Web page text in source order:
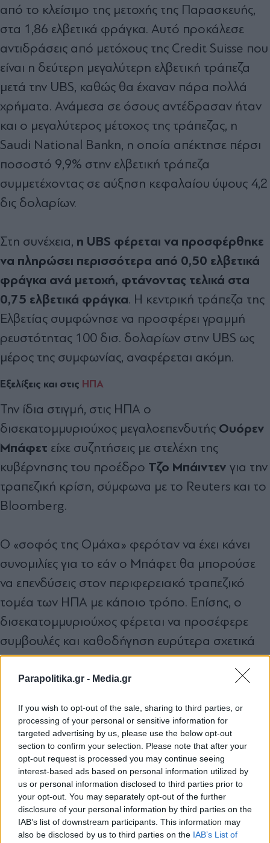
Parapolitika.gr - Media.gr
If you wish to opt-out of the sale, sharing to third parties, or
processing of your personal or sensitive information for
targeted advertising by us, please use the below opt-out
section to confirm your selection. Please note that after your
opt-out request is processed you may continue seeing
interest-based ads based on personal information utilized by
us or personal information disclosed to third parties prior to
your opt-out. You may separately opt-out of the further
disclosure of your personal information by third parties on the
IAB’s list of downstream participants. This information may
also be disclosed by us to third parties on the IAB’s List of
από το κλείσιμο της μετοχής της Παρασκευής,
στα 1,86 ελβετικά φράγκα. Αυτό προκάλεσε
αντιδράσεις από μετόχους της Credit Suisse που
είναι η δεύτερη μεγαλύτερη ελβετική τράπεζα
μετά την UBS, καθώς θα έχαναν πάρα πολλά
χρήματα. Ανάμεσα σε όσους αντέδρασαν ήταν
και ο μεγαλύτερος μέτοχος της τράπεζας, η
Saudi National Bankη, η οποία απέκτησε πέρσι
ποσοστό 9,9% στην ελβετική τράπεζα
συμμετέχοντας σε αύξηση κεφαλαίου ύψους 4,2
δις δολαρίων.
Στη συνέχεια, η UBS φέρεται να προσφέρθηκε
να πληρώσει περισσότερα από 0,50 ελβετικά
φράγκα ανά μετοχή, φτάνοντας τελικά στα
0,75 ελβετικά φράγκα. Η κεντρική τράπεζα της
Ελβετίας συμφώνησε να προσφέρει γραμμή
ρευστότητας 100 δισ. δολαρίων στην UBS ως
μέρος της συμφωνίας, αναφέρεται ακόμη.
Εξελίξεις και στις ΗΠΑ
Την ίδια στιγμή, στις ΗΠΑ ο
δισεκατομμυριούχος μεγαλοεπενδυτής Ουόρεν
Μπάφετ είχε συζητήσεις με στελέχη της
κυβέρνησης του προέδρο Τζο Μπάιντεν για την
τραπεζική κρίση, σύμφωνα με το Reuters και το
Bloomberg.
Ο «σοφός της Ομάχα» φερόταν να έχει κάνει
συνομιλίες για το εάν ο Μπάφετ θα μπορούσε
να επενδύσεις στον περιφερειακό τραπεζικό
τομέα των ΗΠΑ με κάποιο τρόπο. Επίσης, ο
δισεκατομμυριούχος φέρεται να προσέφερε
συμβουλές και καθοδήγηση ευρύτερα σχετικά
με την τρέχουσα αναταραχή. Όλα αυτά την ώρα
που η τράπεζα First Citizens φερόταν να
εξαγορά της Silicon Valley Bank.
Πηγή: tanea.gr
TAGS:
#Credit Suisse#UBS #Τράπεζα#εξαγορά#Ελβετία